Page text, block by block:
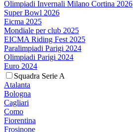
Olimpiadi Invernali Milano Cortina 2026
Super Bowl 2026
Eicma 2025
Mondiale per club 2025
EICMA Riding Fest 2025
Paralimpiadi Parigi 2024
Olimpiadi Parigi 2024
Euro 2024
Squadra Serie A
Atalanta
Bologna
Cagliari
Como
Fiorentina
Frosinone